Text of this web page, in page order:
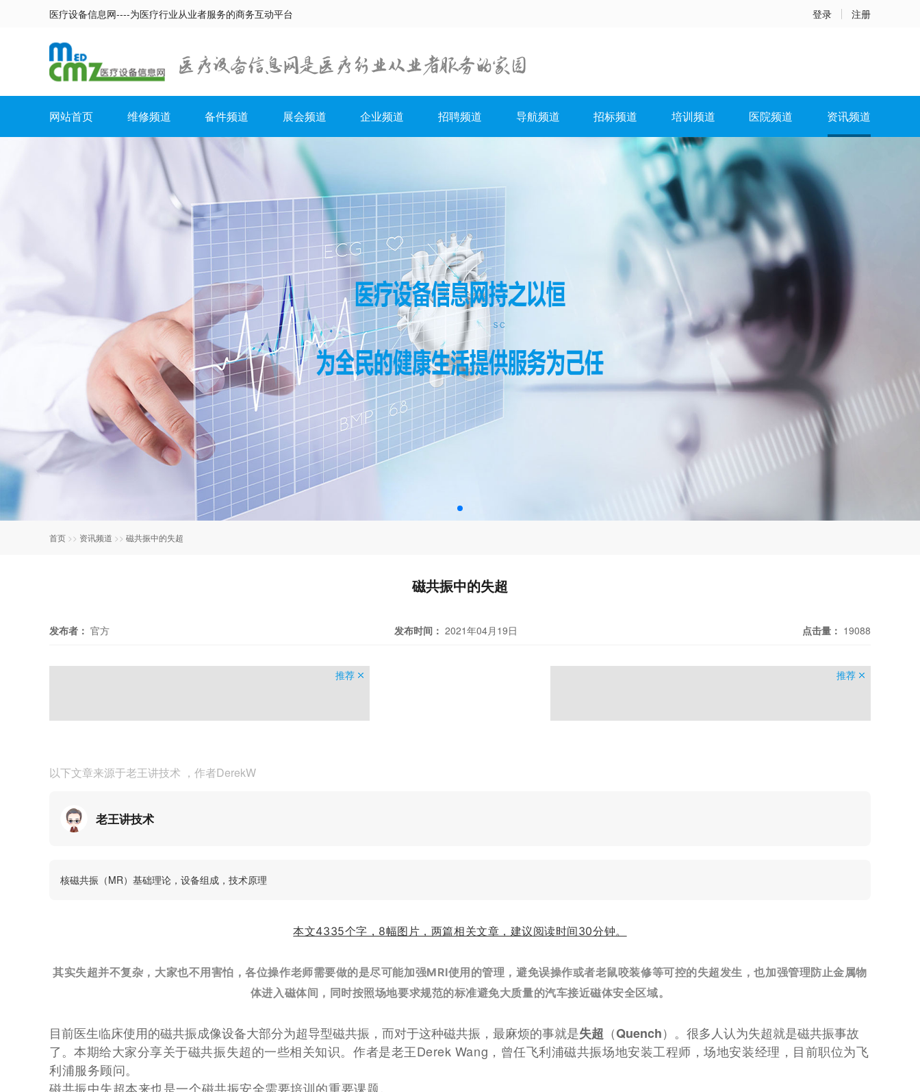
医疗设备信息网----为医疗行业从业者服务的商务互动平台 登录 注册
网站首页 维修频道 备件频道 展会频道 企业频道 招聘频道 导航频道 招标频道 培训频道 医院频道 资讯频道
首页 >> 资讯频道 >> 磁共振中的失超
磁共振中的失超
发布者： 官方 发布时间： 2021年04月19日 点击量： 19088
推荐 推荐
以下文章来源于老王讲技术 ，作者DerekW
老王讲技术
核磁共振（MR）基础理论，设备组成，技术原理
本文4335个字，8幅图片，两篇相关文章，建议阅读时间30分钟。
其实失超并不复杂，大家也不用害怕，各位操作老师需要做的是尽可能加强MRI使用的管理，避免误操作或者老鼠咬装修等可控的失超发生，也加强管理防止金属物
体进入磁体间，同时按照场地要求规范的标准避免大质量的汽车接近磁体安全区域。
目前医生临床使用的磁共振成像设备大部分为超导型磁共振，而对于这种磁共振，最麻烦的事就是失超 （Quench）。很多人认为失超就是磁共振事故
了。 本期给大家分享关于磁共振失超的一些相关知识。作者是老王Derek Wang，曾任飞利浦磁共振场地安装工程师，场地安装经理，目前职位为飞
利浦服务顾问。
磁共振中失超本来也是一个磁共振安全需要培训的重要课题。